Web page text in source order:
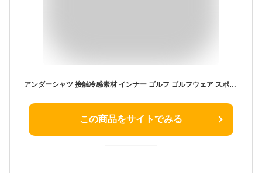
アンダーシャツ 接触冷感素材 インナー ゴルフ ゴルフウェア スポーツ テニス レディース ゴルフ ハイネック ゴルフ シャツ 長袖 インナーシャツ アンダーウェア 吸汗 速乾 日焼け防止 接触冷感素材 Tシャツ 冷感 インナー スポーツウェア マラソン UVカット
この商品をサイトでみる